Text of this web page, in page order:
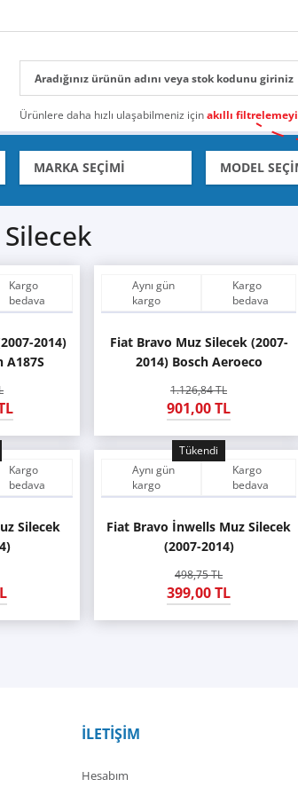
Ürünlere daha hızlı ulaşabilmeniz içinakıllı filtrelemeyi
Kargo
bedava
2014)
A187S
Aynı gün
kargo
Kargo
bedava
Fiat Bravo Muz Silecek (2007-
2014) Bosch Aeroeco
1.126,84 TL
901,00 TL
Kargo
bedava
Silecek
Tükendi
Aynı gün
kargo
Kargo
bedava
Fiat Bravo İnwells Muz Silecek
(2007-2014)
498,75 TL
399,00 TL
İLETİŞİM
Hesabım